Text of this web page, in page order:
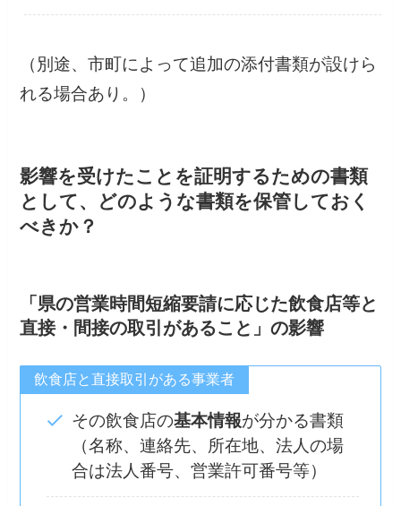
（別途、市町によって追加の添付書類が設けら
れる場合あり。）
影響を受けたことを証明するための書類
として、どのような書類を保管しておく
べきか？
「県の営業時間短縮要請に応じた飲食店等と
直接・間接の取引があること」の影響
飲食店と直接取引がある事業者
その飲食店の基本情報が分かる書類
（名称、連絡先、所在地、法人の場
合は法人番号、営業許可番号等）